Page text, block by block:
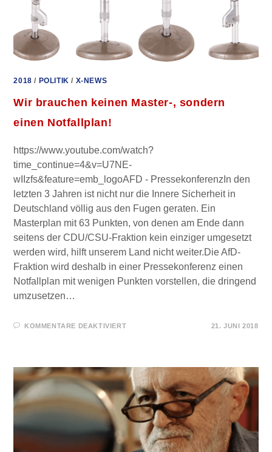
2018 / POLITIK / X-NEWS
Wir brauchen keinen Master-, sondern
einen Notfallplan!
https://www.youtube.com/watch?
time_continue=4&v=U7NE-
wIIzfs&feature=emb_logoAFD - PressekonferenzIn den
letzten 3 Jahren ist nicht nur die Innere Sicherheit in
Deutschland völlig aus den Fugen geraten. Ein
Masterplan mit 63 Punkten, von denen am Ende dann
seitens der CDU/CSU-Fraktion kein einziger umgesetzt
werden wird, hilft unserem Land nicht weiter.Die AfD-
Fraktion wird deshalb in einer Pressekonferenz einen
Notfallplan mit wenigen Punkten vorstellen, die dringend
umzusetzen…
KOMMENTARE DEAKTIVIERTFÜR
SONDERN
EINEN
NOTFALLPLAN!
21. JUNI 2018